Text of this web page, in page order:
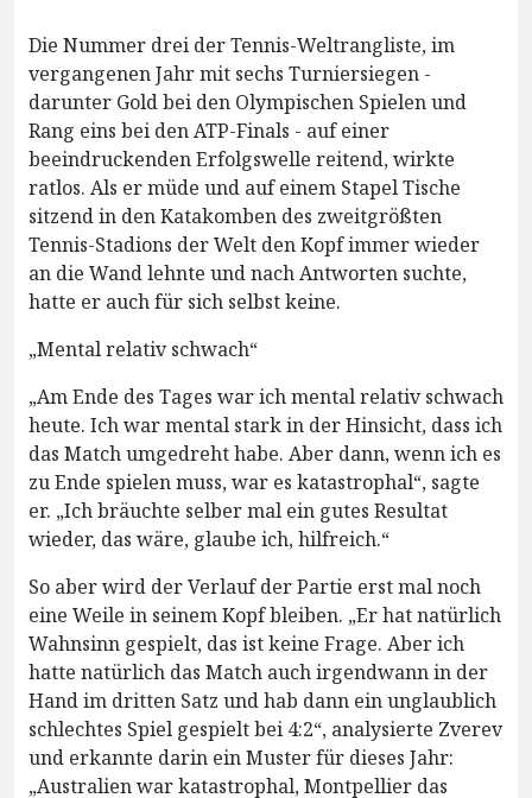
Die Nummer drei der Tennis-Weltrangliste, im
vergangenen Jahr mit sechs Turniersiegen -
darunter Gold bei den Olympischen Spielen und
Rang eins bei den ATP-Finals - auf einer
beeindruckenden Erfolgswelle reitend, wirkte
ratlos. Als er müde und auf einem Stapel Tische
sitzend in den Katakomben des zweitgrößten
Tennis-Stadions der Welt den Kopf immer wieder
an die Wand lehnte und nach Antworten suchte,
hatte er auch für sich selbst keine.
„Mental relativ schwach“
„Am Ende des Tages war ich mental relativ schwach
heute. Ich war mental stark in der Hinsicht, dass ich
das Match umgedreht habe. Aber dann, wenn ich es
zu Ende spielen muss, war es katastrophal“, sagte
er. „Ich bräuchte selber mal ein gutes Resultat
wieder, das wäre, glaube ich, hilfreich.“
So aber wird der Verlauf der Partie erst mal noch
eine Weile in seinem Kopf bleiben. „Er hat natürlich
Wahnsinn gespielt, das ist keine Frage. Aber ich
hatte natürlich das Match auch irgendwann in der
Hand im dritten Satz und hab dann ein unglaublich
schlechtes Spiel gespielt bei 4:2“, analysierte Zverev
und erkannte darin ein Muster für dieses Jahr:
„Australien war katastrophal, Montpellier das